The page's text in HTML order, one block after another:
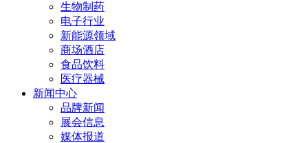
生物制药
电子行业
新能源领域
商场酒店
食品饮料
医疗器械
新闻中心
品牌新闻
展会信息
媒体报道